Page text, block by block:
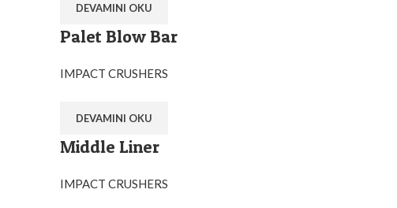
DEVAMINI OKU
Palet Blow Bar
IMPACT CRUSHERS
DEVAMINI OKU
Middle Liner
IMPACT CRUSHERS